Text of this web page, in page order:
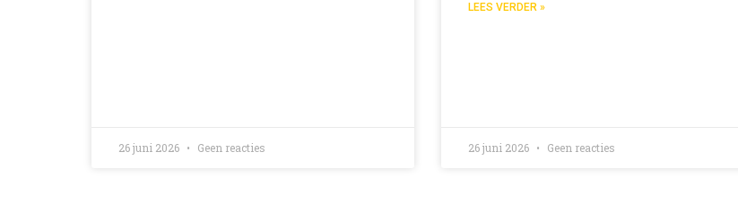
26 juni 2026 Geen reacties
LEES VERDER »
26 juni 2026 Geen reacties